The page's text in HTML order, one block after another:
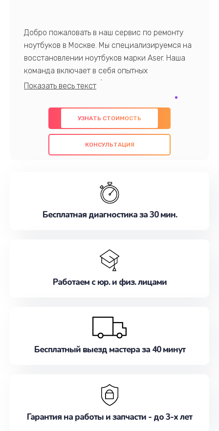
Добро пожаловать в наш сервис по ремонту
ноутбуков в Москве. Мы специализируемся на
восстановлении ноутбуков марки Aser. Наша
команда включает в себя опытных
профессионалов с обширными знаниями и
многолетним опытом в данной области. Мы
предлагаем быстрый и качественный ремонт с
использованием оригинальных компонентов, а
также гарантируем качество всех
проведенных работ. Наша цель - предоставить
наилучшим образом. Не медлите записаться на
УЗНАТЬ СТОИМОСТЬ
КОНСУЛЬТАЦИЯ
Бесплатная диагностика за 30 мин.
Работаем с юр. и физ. лицами
Бесплатный выезд мастера за 40 минут
Гарантия на работы и запчасти - до 3-х лет